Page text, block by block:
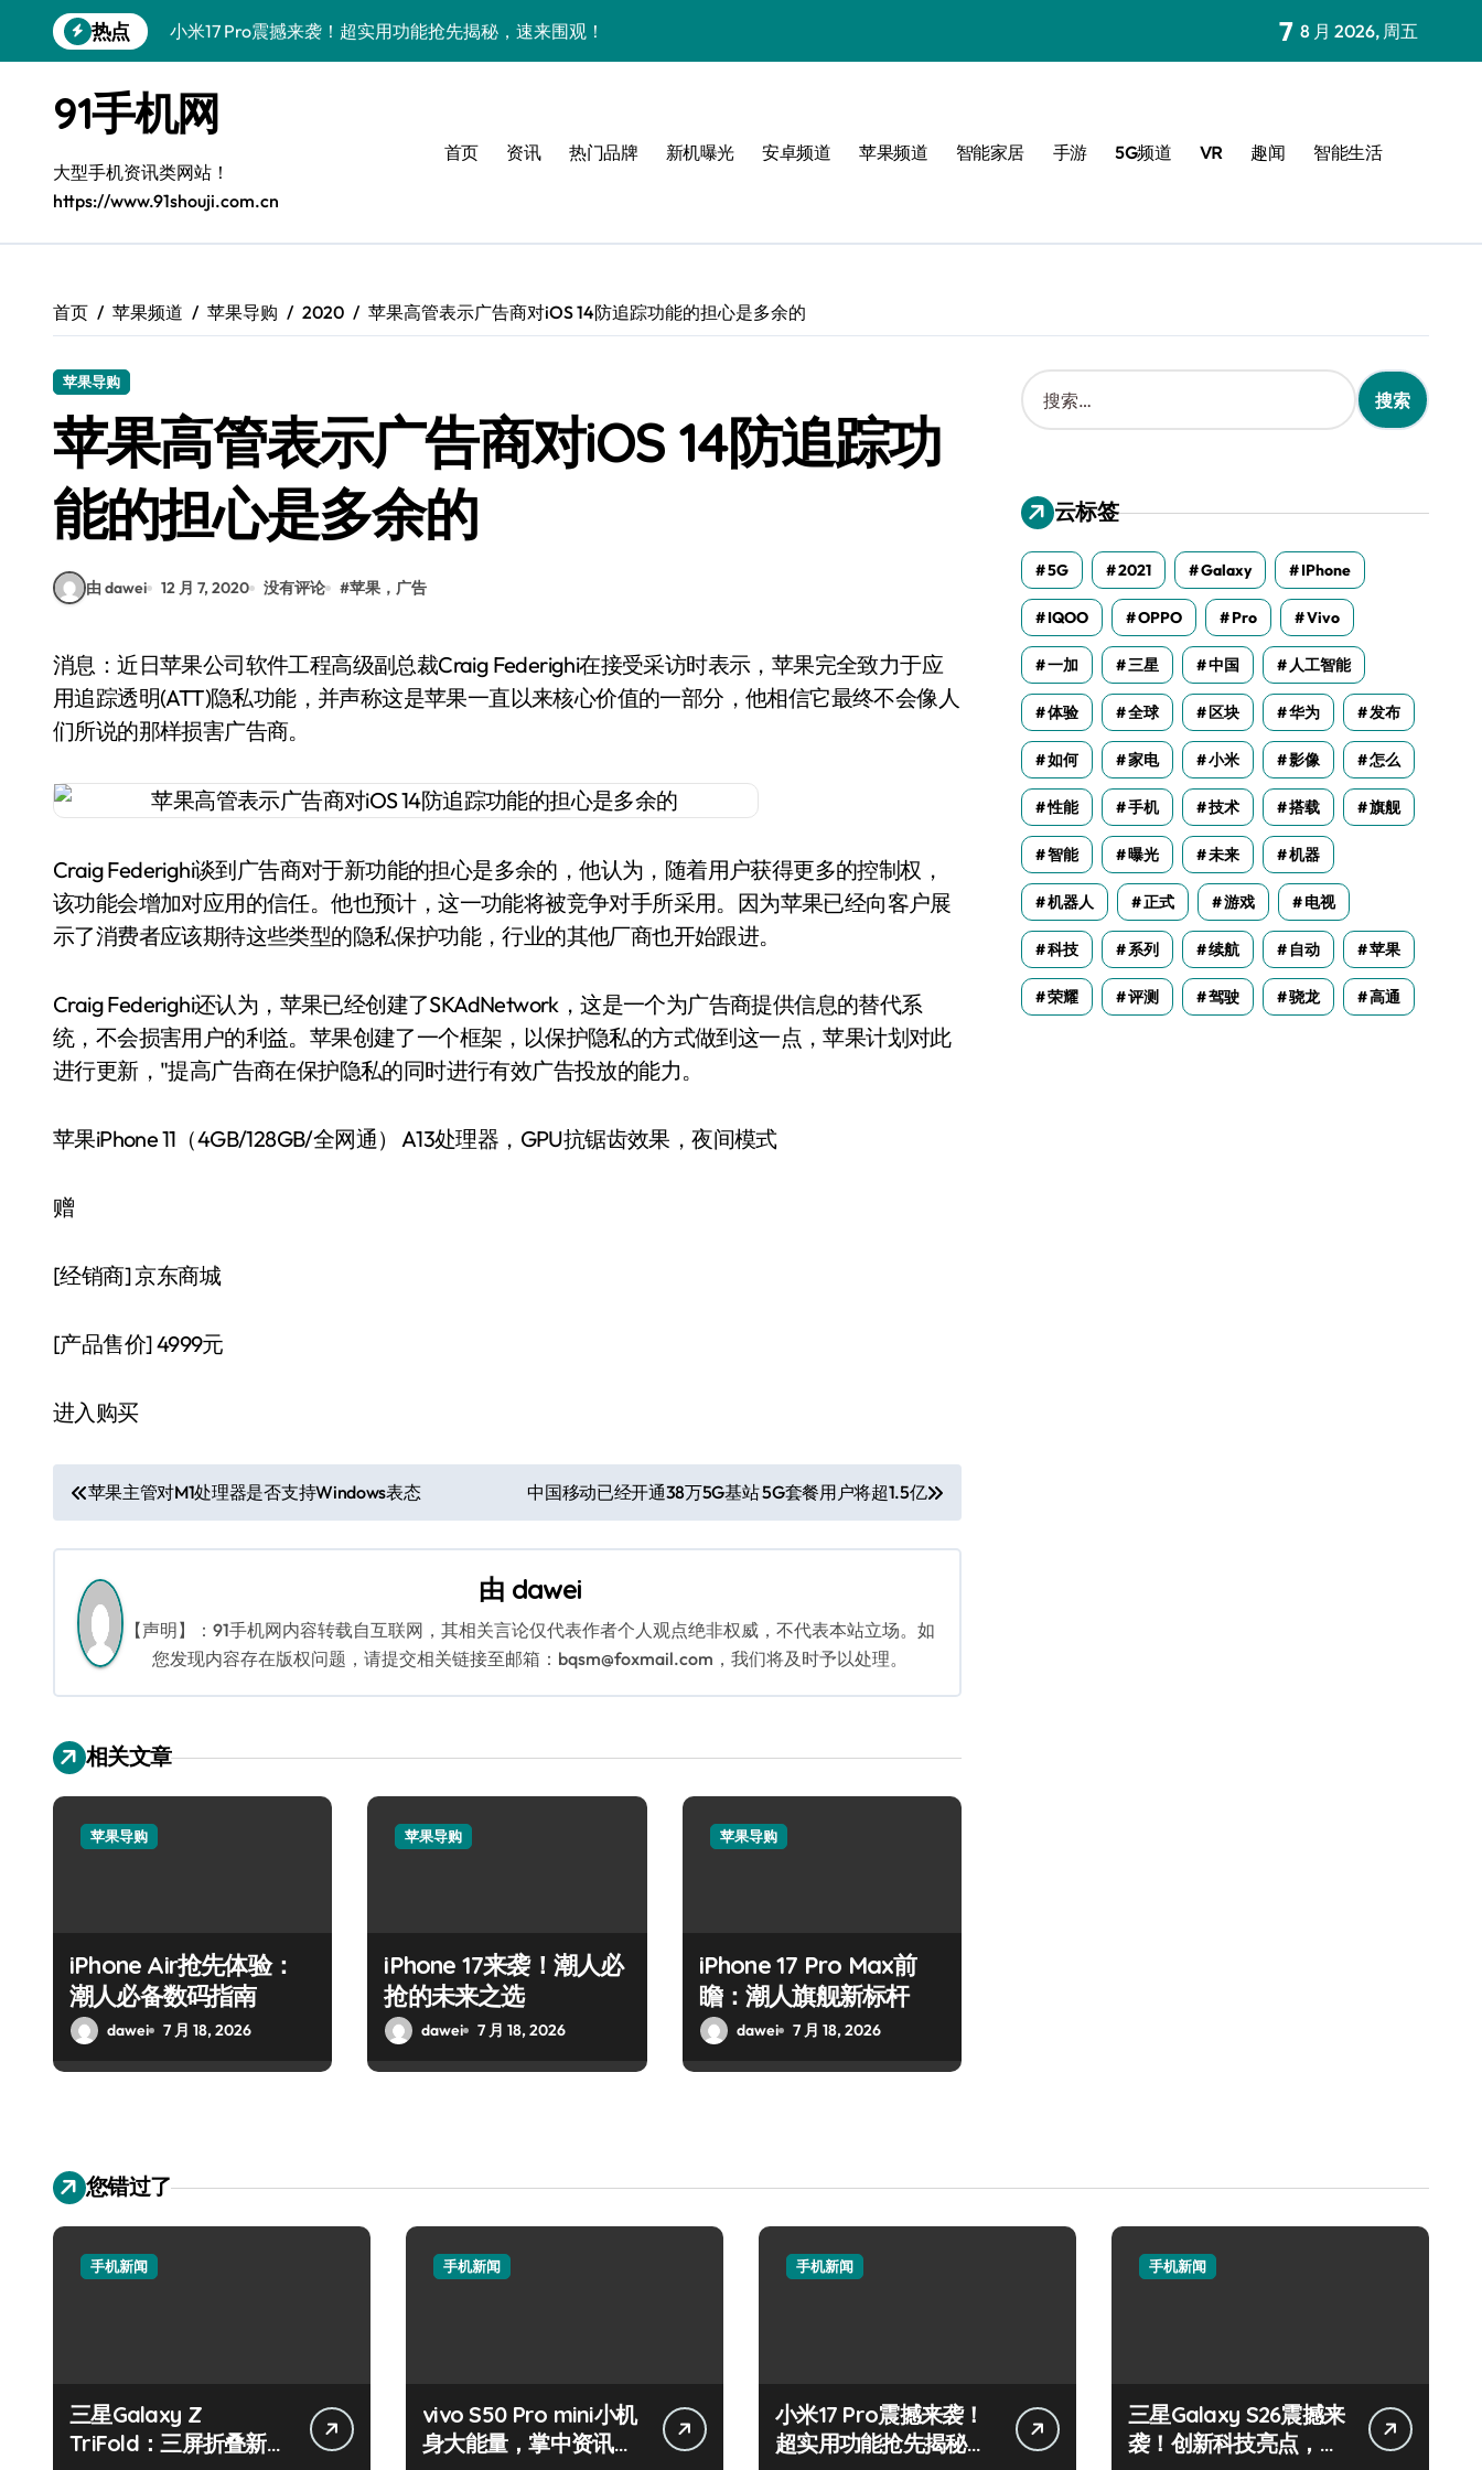
到
热点
小米17 Pro震撼来袭！超实用功能抢先揭秘，速来围观！
三星Galaxy Z Fold7抢先揭秘！手机管家带你探新亮点
S25 Ultra颜值炸裂！定制主题潮翻全场
Galaxy S24+登场，解锁手机美颜新境界！
S26+颜值暴增！机皇美颜秘籍大公开
三星Galaxy S26美颜秘籍，一键打造专属风格！
7 8 月 2026, 周五
91手机网
大型手机资讯类网站！
https://www.91shouji.com.cn
首页 资讯 热门品牌 新机曝光 安卓频道 苹果频道 智能家居 手游 5G频道 VR 趣闻 智能生活
首页 苹果频道 苹果导购 2020 苹果高管表示广告商对iOS 14防追踪功能的担心是多余的
苹果导购
苹果高管表示广告商对iOS 14防追踪功
能的担心是多余的
由 dawei 12 月 7, 2020 没有评论 #苹果，广告
消息：近日苹果公司软件工程高级副总裁Craig Federighi在接受采访时表示，苹果完全致力于应
用追踪透明(ATT)隐私功能，并声称这是苹果一直以来核心价值的一部分，他相信它最终不会像人
们所说的那样损害广告商。
Craig Federighi谈到广告商对于新功能的担心是多余的，他认为，随着用户获得更多的控制权，
该功能会增加对应用的信任。他也预计，这一功能将被竞争对手所采用。因为苹果已经向客户展
示了消费者应该期待这些类型的隐私保护功能，行业的其他厂商也开始跟进。
Craig Federighi还认为，苹果已经创建了SKAdNetwork，这是一个为广告商提供信息的替代系
统，不会损害用户的利益。苹果创建了一个框架，以保护隐私的方式做到这一点，苹果计划对此
进行更新，"提高广告商在保护隐私的同时进行有效广告投放的能力。
苹果iPhone 11（4GB/128GB/全网通） A13处理器，GPU抗锯齿效果，夜间模式
赠
[经销商]京东商城
[产品售价]4999元
进入购买
文
章
航
苹果主管对M1处理器是否支持Windows表态 中国移动已经开通38万5G基站 5G套餐用户将超1.5亿
由 dawei
【声明】：91手机网内容转载自互联网，其相关言论仅代表作者个人观点绝非权威，不代表本站立场。如
您发现内容存在版权问题，请提交相关链接至邮箱：bqsm@foxmail.com，我们将及时予以处理。
相关文章
苹果导购
iPhone Air抢先体验：
潮人必备数码指南
dawei 7 月 18, 2026
苹果导购
iPhone 17来袭！潮人必
抢的未来之选
dawei 7 月 18, 2026
苹果导购
iPhone 17 Pro Max前
瞻：潮人旗舰新标杆
dawei 7 月 18, 2026
搜
索
：
云标签
5G 2021 Galaxy IPhone
IQOO OPPO Pro Vivo
一加 三星 中国 人工智能
体验 全球 区块 华为 发布
如何 家电 小米 影像 怎么
性能 手机 技术 搭载 旗舰
智能 曝光 未来 机器
机器人 正式 游戏 电视
科技 系列 续航 自动 苹果
荣耀 评测 驾驶 骁龙 高通
您错过了
手机新闻
三星Galaxy Z
TriFold：三屏折叠新境
手机新闻
vivo S50 Pro mini小机
身大能量，掌中资讯一
手机新闻
小米17 Pro震撼来袭！
超实用功能抢先揭秘，
手机新闻
三星Galaxy S26震撼来
袭！创新科技亮点，一